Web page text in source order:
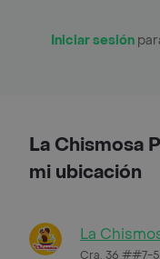
Iniciar sesión
La Chismosa
mi ubicación
La
Cra. 36 ##7-